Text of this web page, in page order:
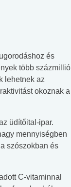
és
több százmillió
lehetnek az
okoznak a
üdítőital-ipar.
mennyiségben
szószokban és
C-vitaminnal